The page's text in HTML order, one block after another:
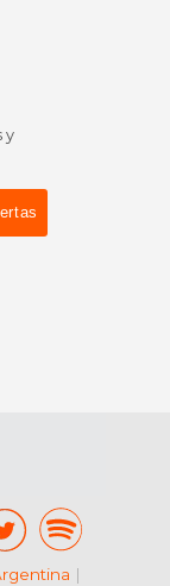
y
|